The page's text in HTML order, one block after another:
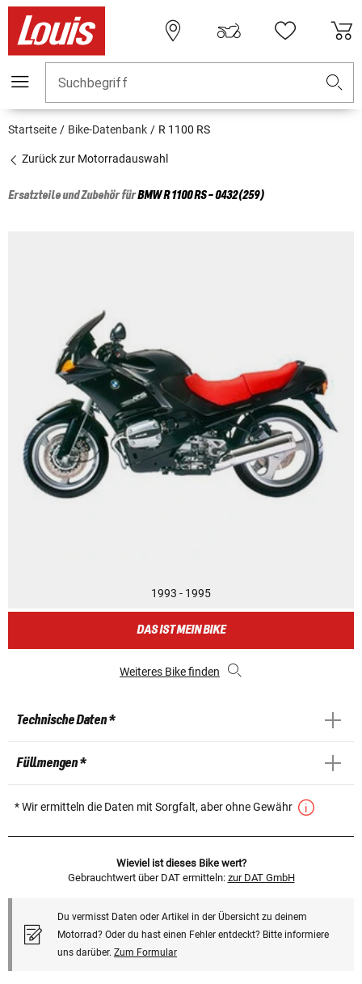
Suchbegriff
Startseite Bike-Datenbank R 1100 RS
Zurück zur Motorradauswahl
Ersatzteile und Zubehör fürBMWR 1100 RS - 0432(259)
1993 - 1995
DAS IST MEIN BIKE
Weiteres Bike finden
Technische Daten *
Füllmengen *
* Wir ermitteln die Daten mit Sorgfalt, aber ohne Gewähr
Wieviel ist dieses Bike wert?
Gebrauchtwert über DAT ermitteln: zur DAT GmbH
Du vermisst Daten oder Artikel in der Übersicht zu deinem
Motorrad? Oder du hast einen Fehler entdeckt? Bitte informiere
uns darüber. Zum Formular